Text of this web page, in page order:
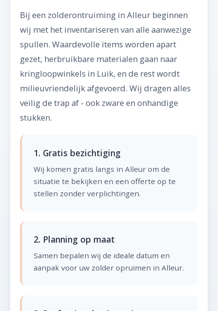
Bij een zolderontruiming in Alleur beginnen
wij met het inventariseren van alle aanwezige
spullen. Waardevolle items worden apart
gezet, herbruikbare materialen gaan naar
kringloopwinkels in Luik, en de rest wordt
milieuvriendelijk afgevoerd. Wij dragen alles
veilig de trap af - ook zware en onhandige
stukken.
1. Gratis bezichtiging
Wij komen gratis langs in Alleur om de
situatie te bekijken en een offerte op te
stellen zonder verplichtingen.
2. Planning op maat
Samen bepalen wij de ideale datum en
aanpak voor uw zolder opruimen in Alleur.